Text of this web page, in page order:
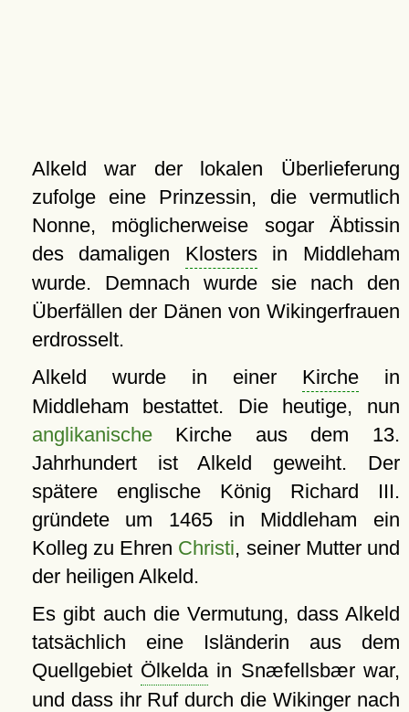
Alkeld war der lokalen Überlieferung
zufolge eine Prinzessin, die vermutlich
Nonne, möglicherweise sogar Äbtissin
des damaligen Klostersin Middleham
wurde. Demnach wurde sie nach den
Überfällen der Dänen von Wikingerfrauen
erdrosselt.
Alkeld wurde in einer Kirchein
Middleham bestattet. Die heutige, nun
anglikanischeKirche aus dem 13.
Jahrhundert ist Alkeld geweiht. Der
spätere englische König Richard III.
gründete um 1465 in Middleham ein
Kolleg zu Ehren Christi, seiner Mutter und
der heiligen Alkeld.
Es gibt auch die Vermutung, dass Alkeld
tatsächlich eine Isländerin aus dem
Quellgebiet Ölkeldain Snæfellsbær war,
und dass ihr Ruf durch die Wikinger nach